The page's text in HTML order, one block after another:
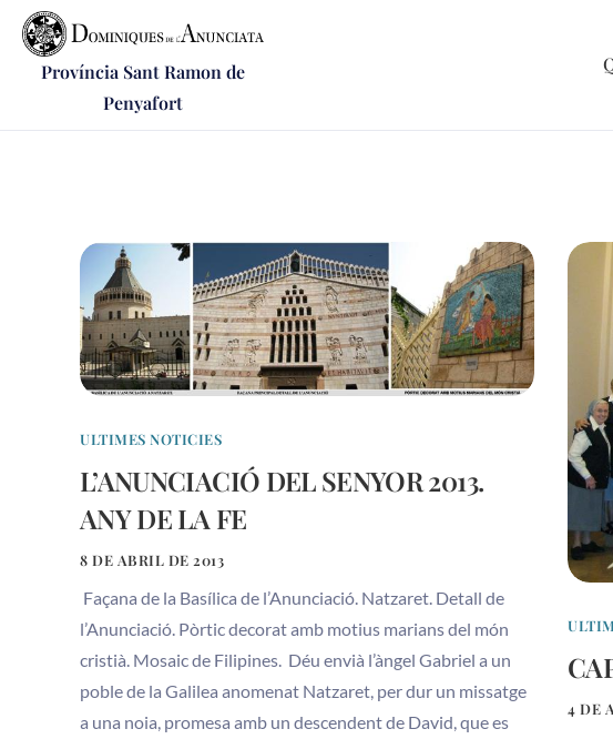
Província Sant Ramon de
Penyafort
ULTIMES NOTICIES
L’ANUNCIACIÓ DEL SENYOR 2013.
ANY DE LA FE
8 DE ABRIL DE 2013
Façana de la Basílica de l’Anunciació. Natzaret. Detall de
l’Anunciació. Pòrtic decorat amb motius marians del món
cristià. Mosaic de Filipines. Déu envià l’àngel Gabriel a un
poble de la Galilea anomenat Natzaret, per dur un missatge
a una noia, promesa amb un descendent de David, que es
4 DE